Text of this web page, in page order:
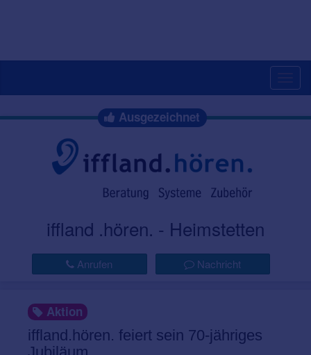
Ausgezeichnet
iffland .hören. - Heimstetten
Anrufen Nachricht
Aktion
iffland.hören. feiert sein 70-jähriges